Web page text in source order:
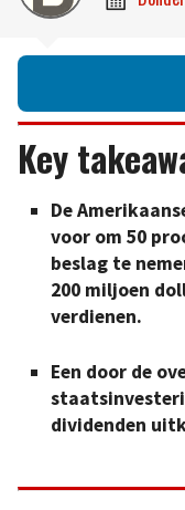
Key
De
voor om 50
beslag te
200 miljoen
verdienen.
Een door de
dividenden